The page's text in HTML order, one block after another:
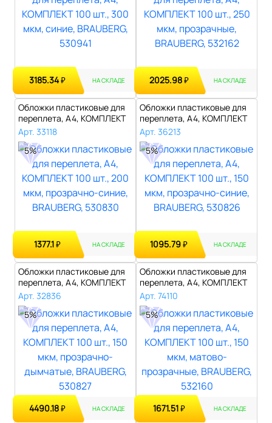
3185.34₽ НА СКЛАДЕ 2025.98₽ НА СКЛАДЕ
Обложки пластиковые для
переплета, А4, КОМПЛЕКТ
100 шт...
Арт. 33118
5%
1377.1₽ НА СКЛАДЕ
Обложки пластиковые для
переплета, А4, КОМПЛЕКТ
100 шт...
Арт. 36213
5%
1095.79₽ НА СКЛАДЕ
Обложки пластиковые для
переплета, А4, КОМПЛЕКТ
100 шт...
Арт. 32836
5%
4490.18₽ НА СКЛАДЕ
Обложки пластиковые для
переплета, А4, КОМПЛЕКТ
100 шт...
Арт. 74110
5%
1671.51₽ НА СКЛАДЕ